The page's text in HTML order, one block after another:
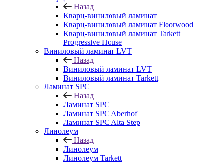
Назад
Кварц-виниловый ламинат
Кварц-виниловый ламинат Floorwood
Кварц-виниловый ламинат Tarkett
Progressive House
Виниловый ламинат LVT
Назад
Виниловый ламинат LVT
Виниловый ламинат Tarkett
Ламинат SPC
Назад
Ламинат SPC
Ламинат SPC Aberhof
Ламинат SPC Alta Step
Линолеум
Назад
Линолеум
Линолеум Tarkett